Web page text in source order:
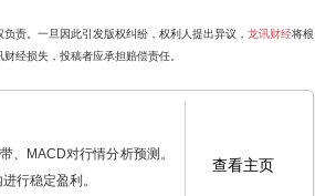
责。一旦因此引发版权纠纷，权利人提出异议， 龙讯财经将根
经损失，投稿者应承担赔偿责任。
、MACD对行情分析预测。
行稳定盈利。
查看主页